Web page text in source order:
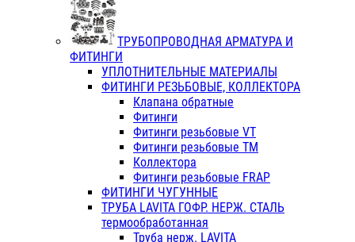
ТРУБОПРОВОДНАЯ АРМАТУРА И
ФИТИНГИ
УПЛОТНИТЕЛЬНЫЕ МАТЕРИАЛЫ
ФИТИНГИ РЕЗЬБОВЫЕ, КОЛЛЕКТОРА
Клапана обратные
Фитинги
Фитинги резьбовые VT
Фитинги резьбовые ТМ
Коллектора
Фитинги резьбовые FRAP
ФИТИНГИ ЧУГУННЫЕ
ТРУБА LAVITA ГОФР. НЕРЖ. СТАЛЬ
термообработанная
Труба нерж. LAVITA